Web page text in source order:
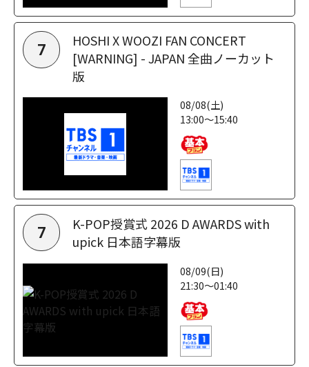
7
HOSHI X WOOZI FAN CONCERT
[WARNING] - JAPAN 全曲ノーカット
版
08/08(土)
13:00～15:40
7
K-POP授賞式 2026 D AWARDS with
upick 日本語字幕版
08/09(日)
21:30～01:40